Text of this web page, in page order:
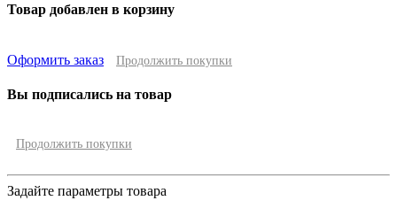
Товар добавлен в корзину
Оформить заказ Продолжить покупки
Вы подписались на товар
Продолжить покупки
Задайте параметры товара